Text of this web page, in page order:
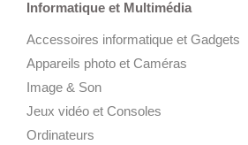
Informatique et Multimédia
Accessoires informatique et Gadgets
Appareils photo et Caméras
Image & Son
Jeux vidéo et Consoles
Ordinateurs